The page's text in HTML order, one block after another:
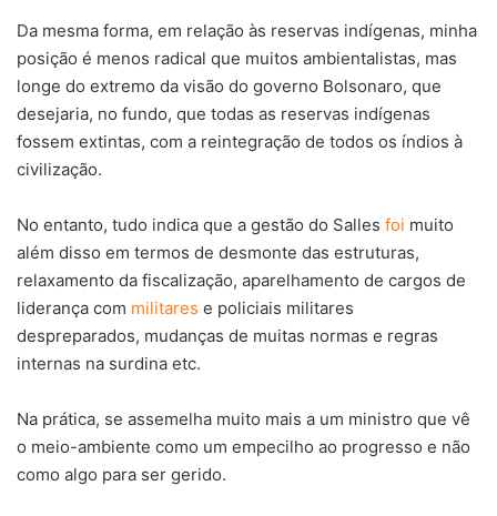
Da mesma forma, em relação às reservas indígenas, minha
posição é menos radical que muitos ambientalistas, mas
longe do extremo da visão do governo Bolsonaro, que
desejaria, no fundo, que todas as reservas indígenas
fossem extintas, com a reintegração de todos os índios à
civilização.
No entanto, tudo indica que a gestão do Salles foi muito
além disso em termos de desmonte das estruturas,
relaxamento da fiscalização, aparelhamento de cargos de
liderança com militares e policiais militares
despreparados, mudanças de muitas normas e regras
internas na surdina etc.
Na prática, se assemelha muito mais a um ministro que vê
o meio-ambiente como um empecilho ao progresso e não
como algo para ser gerido.